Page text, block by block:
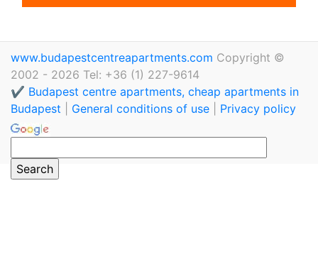
www.budapestcentreapartments.com Copyright ©
2002 - 2026 Tel: +36 (1) 227-9614
✔️ Budapest centre apartments, cheap apartments in
Budapest
General conditions of use Privacy policy